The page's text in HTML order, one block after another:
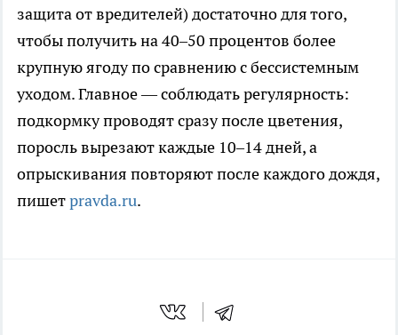
защита от вредителей) достаточно для того,
чтобы получить на 40–50 процентов более
крупную ягоду по сравнению с бессистемным
уходом. Главное — соблюдать регулярность:
подкормку проводят сразу после цветения,
поросль вырезают каждые 10–14 дней, а
опрыскивания повторяют после каждого дождя,
пишетpravda.ru.